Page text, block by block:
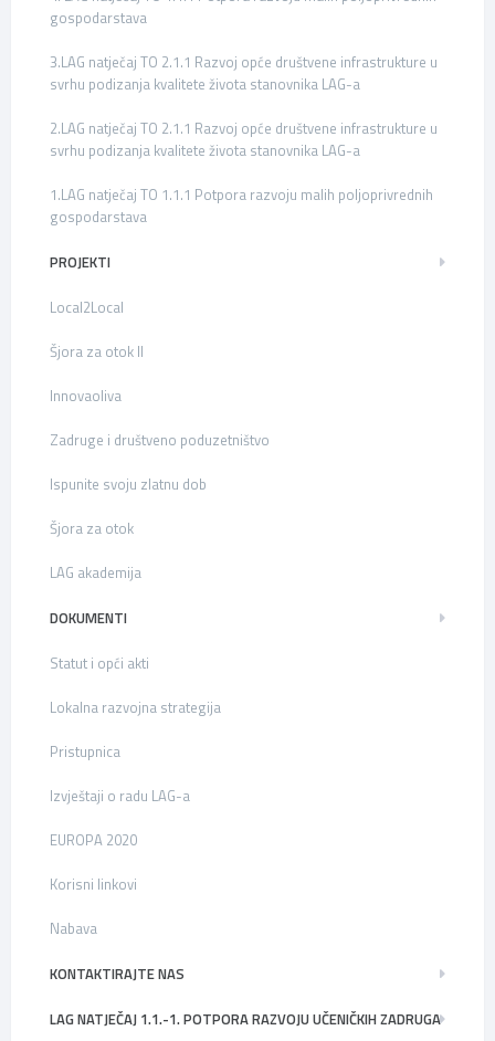
gospodarstava
3.LAG natječaj TO 2.1.1 Razvoj opće društvene infrastrukture u
svrhu podizanja kvalitete života stanovnika LAG-a
2.LAG natječaj TO 2.1.1 Razvoj opće društvene infrastrukture u
svrhu podizanja kvalitete života stanovnika LAG-a
1.LAG natječaj TO 1.1.1 Potpora razvoju malih poljoprivrednih
gospodarstava
PROJEKTI
Local2Local
Šjora za otok II
Innovaoliva
Zadruge i društveno poduzetništvo
Ispunite svoju zlatnu dob
Šjora za otok
LAG akademija
DOKUMENTI
Statut i opći akti
Lokalna razvojna strategija
Pristupnica
Izvještaji o radu LAG-a
EUROPA 2020
Korisni linkovi
Nabava
KONTAKTIRAJTE NAS
LAG NATJEČAJ 1.1.-1. POTPORA RAZVOJU UČENIČKIH ZADRUGA